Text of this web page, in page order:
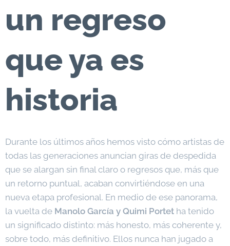
un regreso
que ya es
historia
Durante los últimos años hemos visto cómo artistas de
todas las generaciones anuncian giras de despedida
que se alargan sin final claro o regresos que, más que
un retorno puntual, acaban convirtiéndose en una
nueva etapa profesional. En medio de ese panorama,
la vuelta de Manolo García y Quimi Portet ha tenido
un significado distinto: más honesto, más coherente y,
sobre todo, más definitivo. Ellos nunca han jugado a